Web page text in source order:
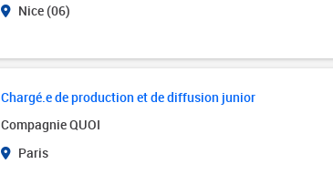
Nice (06)
Chargé.e de production et de diffusion junior
Compagnie QUOI
Paris